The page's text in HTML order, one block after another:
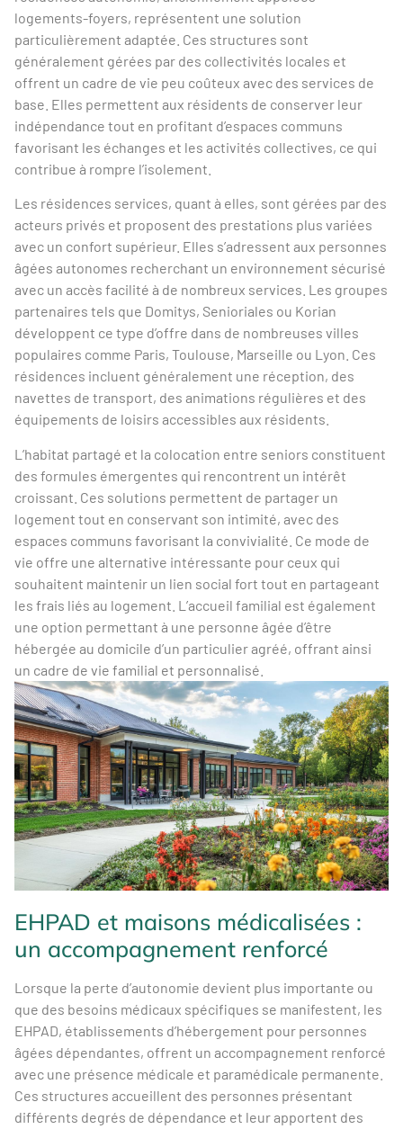
logements-foyers, représentent une solution
particulièrement adaptée. Ces structures sont
généralement gérées par des collectivités locales et
offrent un cadre de vie peu coûteux avec des services de
base. Elles permettent aux résidents de conserver leur
indépendance tout en profitant d’espaces communs
favorisant les échanges et les activités collectives, ce qui
contribue à rompre l’isolement.
Les résidences services, quant à elles, sont gérées par des
acteurs privés et proposent des prestations plus variées
avec un confort supérieur. Elles s’adressent aux personnes
âgées autonomes recherchant un environnement sécurisé
avec un accès facilité à de nombreux services. Les groupes
partenaires tels que Domitys, Senioriales ou Korian
développent ce type d’offre dans de nombreuses villes
populaires comme Paris, Toulouse, Marseille ou Lyon. Ces
résidences incluent généralement une réception, des
navettes de transport, des animations régulières et des
équipements de loisirs accessibles aux résidents.
L’habitat partagé et la colocation entre seniors constituent
des formules émergentes qui rencontrent un intérêt
croissant. Ces solutions permettent de partager un
logement tout en conservant son intimité, avec des
espaces communs favorisant la convivialité. Ce mode de
vie offre une alternative intéressante pour ceux qui
souhaitent maintenir un lien social fort tout en partageant
les frais liés au logement. L’accueil familial est également
une option permettant à une personne âgée d’être
hébergée au domicile d’un particulier agréé, offrant ainsi
un cadre de vie familial et personnalisé.
EHPAD et maisons médicalisées :
un accompagnement renforcé
Lorsque la perte d’autonomie devient plus importante ou
que des besoins médicaux spécifiques se manifestent, les
EHPAD, établissements d’hébergement pour personnes
âgées dépendantes, offrent un accompagnement renforcé
avec une présence médicale et paramédicale permanente.
Ces structures accueillent des personnes présentant
différents degrés de dépendance et leur apportent des